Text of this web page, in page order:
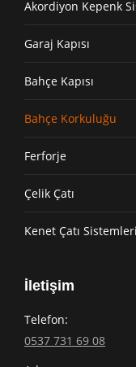
Akordiyon Kepenk
Garaj Kapısı
Bahçe Kapısı
Bahçe Korkuluğu
Ferforje
Çelik Çatı
Kenet Çatı Sistemleri
İletişim
Telefon:
0537 731 69 08